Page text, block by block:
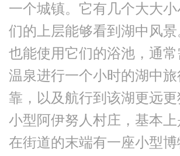
一个城镇。它有几个大大
们的上层能够看到湖中风
也能使用它们的浴池，通
温泉进行一个小时的湖中
靠，以及航行到该湖更远
小型阿伊努人村庄，基本
在街道的末端有一座小型